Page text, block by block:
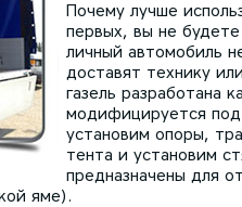
Почему лучше
первых, вы не
личный автомобиль
доставят технику
газель разработана
модифицируется под
установим опоры,
тента и установим
предназначены для
яме).